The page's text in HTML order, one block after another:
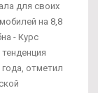
для своих
на 8,8
- Курс
отметил